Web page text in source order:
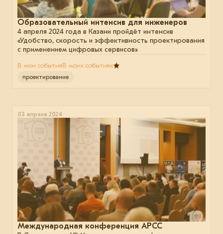
Образовательный интенсив для инженеров
4 апреля 2024 года в Казани пройдёт интенсив
«Удобство, скорость и эффективность проектирования
с применением цифровых сервисов»
В мои событияВ моих событиях
проектирование
03 апреля 2024
Международная конференция АРСС